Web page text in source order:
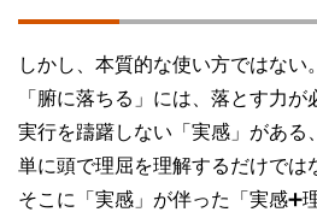
しかし、本質的な使い方ではない。
「腑に落ちる」には、落とす力が
実行を躊躇しない「実感」がある
単に頭で理屈を理解するだけでは
そこに「実感」が伴った「実感➕